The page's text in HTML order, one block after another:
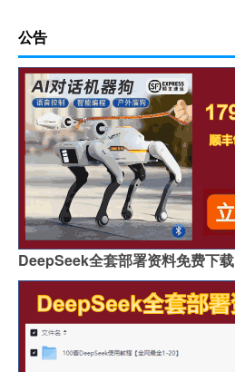
公告
DeepSeek全套部署资料免费下载